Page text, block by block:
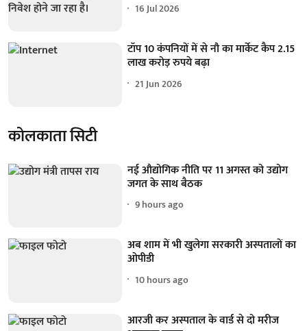
16 Jul 2026
टॉप 10 कंपनियों में से नौ का मार्केट कैप 2.15
लाख करोड़ रुपये बढ़ा
21 Jun 2026
कोलकाता सिटी
नई औद्योगिक नीति पर 11 अगस्त को उद्योग
जगत के साथ बैठक
9 hours ago
अब शाम में भी खुलेगा सरकारी अस्पतालों का
ओपीडी
10 hours ago
आरजी कर अस्पताल के वार्ड से दो मरीज